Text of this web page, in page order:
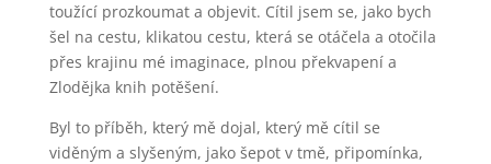
toužící prozkoumat a objevit. Cítil jsem se, jako bych
šel na cestu, klikatou cestu, která se otáčela a otočila
přes krajinu mé imaginace, plnou překvapení a
Zlodějka knih potěšení.
Byl to příběh, který mě dojal, který mě cítil se
viděným a slyšeným, jako šepot v tmě, připomínka,